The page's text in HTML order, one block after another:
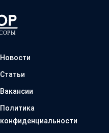
Новости
Статьи
Вакансии
Политика
конфиденциальности